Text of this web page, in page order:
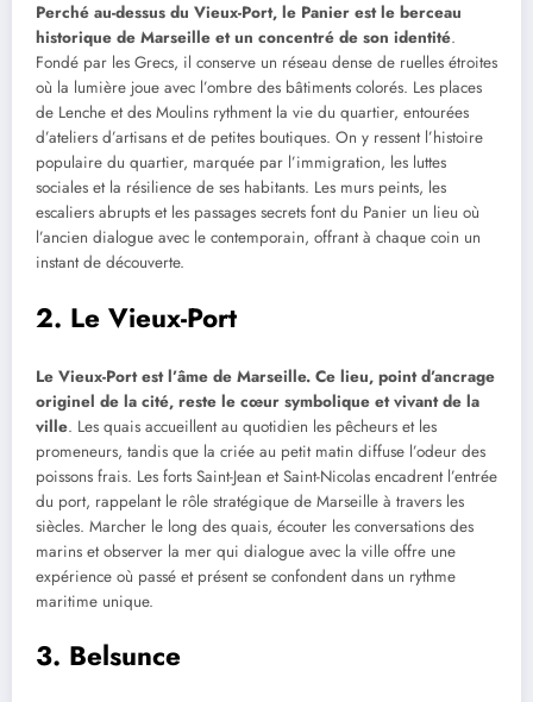
Perché au-dessus du Vieux-Port, le Panier est le berceau
historique de Marseille et un concentré de son identité.
Fondé par les Grecs, il conserve un réseau dense de ruelles étroites
où la lumière joue avec l’ombre des bâtiments colorés. Les places
de Lenche et des Moulins rythment la vie du quartier, entourées
d’ateliers d’artisans et de petites boutiques. On y ressent l’histoire
populaire du quartier, marquée par l’immigration, les luttes
sociales et la résilience de ses habitants. Les murs peints, les
escaliers abrupts et les passages secrets font du Panier un lieu où
l’ancien dialogue avec le contemporain, offrant à chaque coin un
instant de découverte.
2. Le Vieux-Port
Le Vieux-Port est l’âme de Marseille. Ce lieu, point d’ancrage
originel de la cité, reste le cœur symbolique et vivant de la
ville. Les quais accueillent au quotidien les pêcheurs et les
promeneurs, tandis que la criée au petit matin diffuse l’odeur des
poissons frais. Les forts Saint-Jean et Saint-Nicolas encadrent l’entrée
du port, rappelant le rôle stratégique de Marseille à travers les
siècles. Marcher le long des quais, écouter les conversations des
marins et observer la mer qui dialogue avec la ville offre une
expérience où passé et présent se confondent dans un rythme
maritime unique.
3. Belsunce